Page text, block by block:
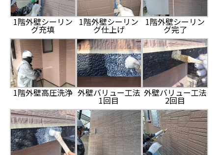
1階外壁シーリン
グ充填
1階外壁シーリン
グ仕上げ
1階外壁シーリン
グ完了
1階外壁高圧洗浄 外壁バリュー工法
1回目
外壁バリュー工法
2回目